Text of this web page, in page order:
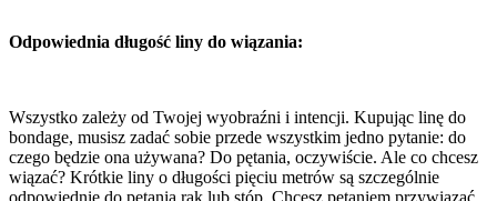
Odpowiednia długość liny do wiązania:
Wszystko zależy od Twojej wyobraźni i intencji. Kupując linę do
bondage, musisz zadać sobie przede wszystkim jedno pytanie: do
czego będzie ona używana? Do pętania, oczywiście. Ale co chcesz
wiązać? Krótkie liny o długości pięciu metrów są szczególnie
odpowiednie do pętania rąk lub stóp. Chcesz pętaniem przywiązać